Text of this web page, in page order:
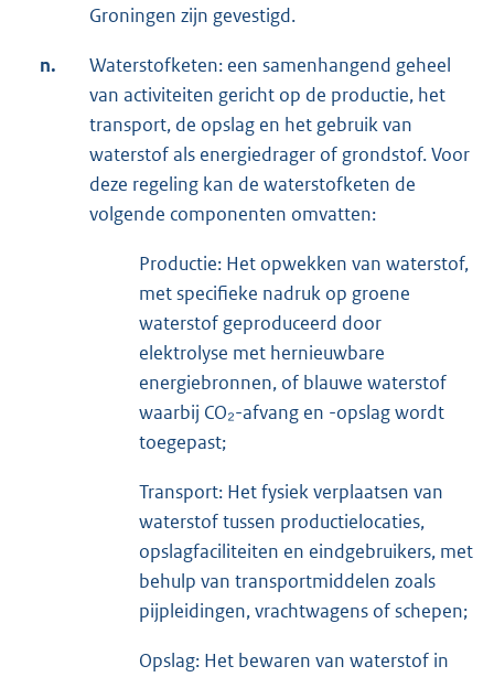
Groningen zijn gevestigd.
n.
Waterstofketen: een samenhangend geheel
van activiteiten gericht op de productie, het
transport, de opslag en het gebruik van
waterstof als energiedrager of grondstof. Voor
deze regeling kan de waterstofketen de
volgende componenten omvatten:
Productie: Het opwekken van waterstof,
met specifieke nadruk op groene
waterstof geproduceerd door
elektrolyse met hernieuwbare
energiebronnen, of blauwe waterstof
waarbij CO₂-afvang en -opslag wordt
toegepast;
Transport: Het fysiek verplaatsen van
waterstof tussen productielocaties,
opslagfaciliteiten en eindgebruikers, met
behulp van transportmiddelen zoals
pijpleidingen, vrachtwagens of schepen;
Opslag: Het bewaren van waterstof in